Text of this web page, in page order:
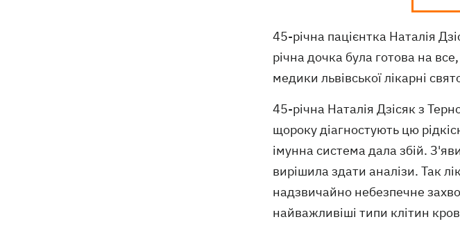
45-річна пацієнтка Наталія
річна дочка була готова на
медики львівської лікарні
45-річна Наталія Дзісяк з
щороку діагностують цю
імунна система дала збій.
вирішила здати аналізи. Так
надзвичайно небезпечне
найважливіші типи клітин